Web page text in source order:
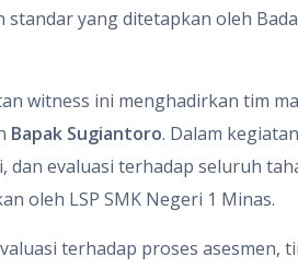
standar yang ditetapkan oleh
witness ini menghadirkan tim
Bapak Sugiantoro. Dalam
dan evaluasi terhadap seluruh
oleh LSP SMK Negeri 1 Minas.
terhadap proses asesmen,